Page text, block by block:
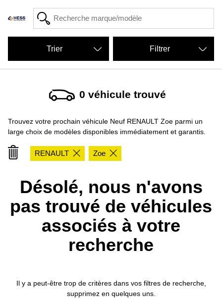
0 véhicule trouvé
Trouvez votre prochain véhicule Neuf RENAULT Zoe parmi un
large choix de modèles disponibles immédiatement et garantis.
RENAULT Zoe
Filtrer
Désolé, nous n'avons
pas trouvé de véhicules
associés à votre
recherche
Il y a peut-être trop de critères dans vos filtres de recherche,
supprimez en quelques uns.